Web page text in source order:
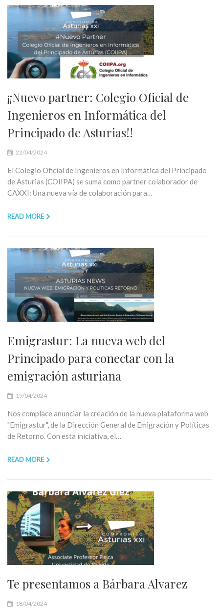
¡¡Nuevo partner: Colegio Oficial de
Ingenieros en Informática del
Principado de Asturias!!
22/04/2024
El Colegio Oficial de Ingenieros en Informática del Principado
de Asturias (COIIPA) se suma como partner colaborador de
CAXXI: Una nueva vía de colaboración para…
READ MORE
Emigrastur: La nueva web del
Principado para conectar con la
emigración asturiana
19/04/2024
Nos complace anunciar la creación de la nueva plataforma web
"Emigrastur", de la Dirección General de Emigración y Políticas
de Retorno. Con esta iniciativa, el…
READ MORE
Te presentamos a Bárbara Alvarez
18/04/2024